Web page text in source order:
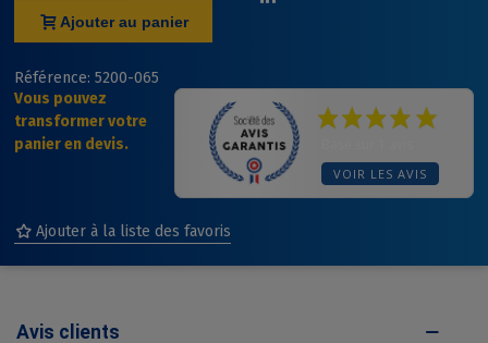
Ajouter au panier
VOIR LES AVIS
Référence: 5200-065
Vous pouvez
transformer votre
panier en devis.
Ajouter à la liste des favoris
Avis clients